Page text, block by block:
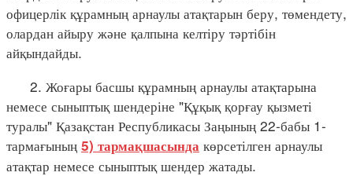
офицерлік құрамның арнаулы атақтарын беру, төмендету,
олардан айыру және қалпына келтіру тәртібін
айқындайды.
2. Жоғары басшы құрамның арнаулы атақтарына
немесе сыныптық шендеріне "Құқық қорғау қызметі
туралы" Қазақстан Республикасы Заңының 22-бабы 1-
тармағының 5) тармақшасында көрсетілген арнаулы
атақтар немесе сыныптық шендер жатады.